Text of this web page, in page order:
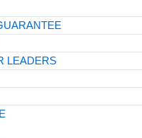
LEADERS